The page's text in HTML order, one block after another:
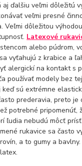
aj ďalšiu veľmi dôležitú
veľmi presné
Veľmi dôležitou
Latexové
alebo púdrom,
vyťahujú z krabice a
alergickí na kontakt s
používať modely bez
sú extrémne
prederavia, preto je
potrebné pripomenúť,
ľudia nebudú môcť
rukavice sa často
a to gumy a